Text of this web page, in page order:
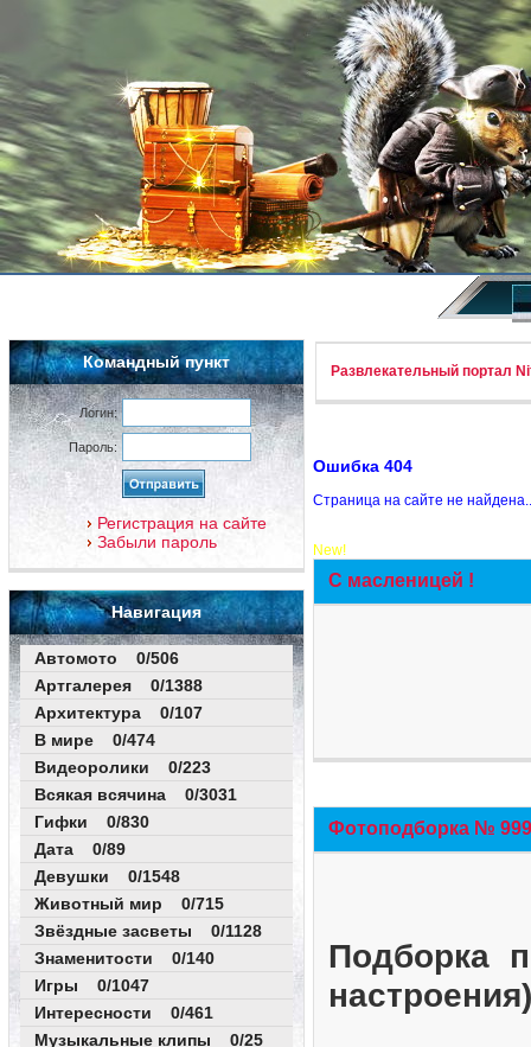
Командный пункт
Логин:
Пароль:
Регистрация на сайте
Забыли пароль
Навигация
Автомото 0/506
Артгалерея 0/1388
Архитектура 0/107
В мире 0/474
Видеоролики 0/223
Всякая всячина 0/3031
Гифки 0/830
Дата 0/89
Девушки 0/1548
Животный мир 0/715
Звёздные засветы 0/1128
Знаменитости 0/140
Игры 0/1047
Интересности 0/461
Музыкальные клипы 0/25
Развлекательный портал
Ошибка 404
Страница на сайте не
New!
С масленицей !
Фотоподборка №
Подборка